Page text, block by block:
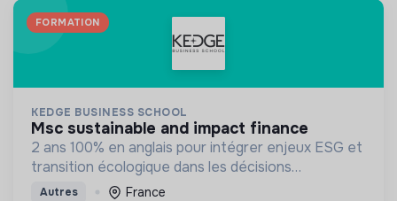
FORMATION
KEDGE BUSINESS SCHOOL
msc sustainable and impact finance
2 ans 100% en anglais pour intégrer enjeux ESG et
transition écologique dans les décisions
financières et la stratégie des organisations
Autres France